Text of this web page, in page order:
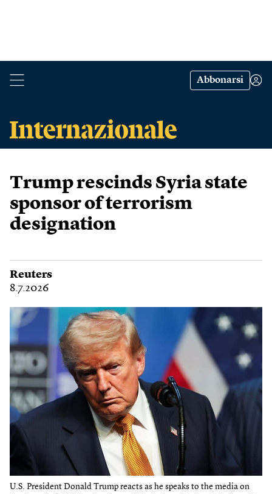
Abbonarsi
Trump rescinds Syria state
sponsor of terrorism
designation
Reuters
8.7.2026
U.S. President Donald Trump reacts as he speaks to the media on